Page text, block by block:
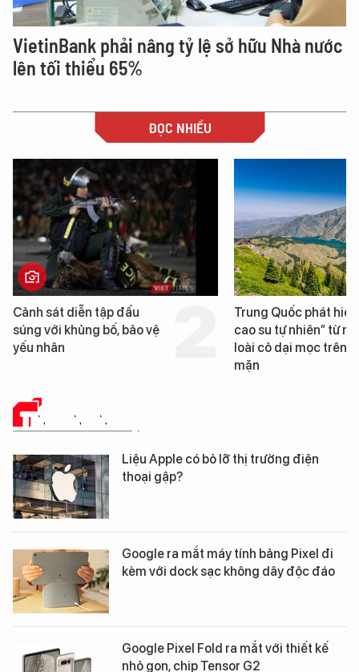
VietinBank phải nâng tỷ lệ sở hữu Nhà nước
lên tối thiểu 65%
ĐỌC NHIỀU
Cảnh sát diễn tập đấu
súng với khủng bố, bảo vệ
yếu nhân
Trung Quốc phát hiện
cao su tự nhiên” từ
loài cỏ dại mọc trên
mặn
TIN CÔNG NGHỆ
Liệu Apple có bỏ lỡ thị trường điện
thoại gập?
Google ra mắt máy tính bảng Pixel đi
kèm với dock sạc không dây độc đáo
Google Pixel Fold ra mắt với thiết kế
nhỏ gọn, chip Tensor G2